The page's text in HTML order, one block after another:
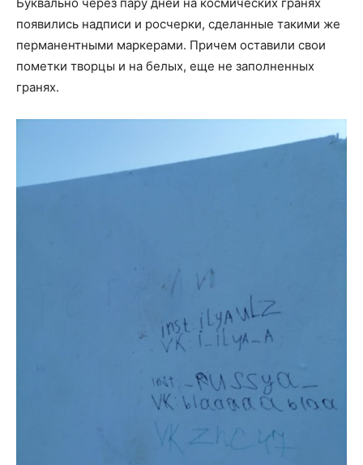
появились надписи и росчерки, сделанные такими же
перманентными маркерами. Причем оставили свои
пометки творцы и на белых, еще не заполненных
гранях.